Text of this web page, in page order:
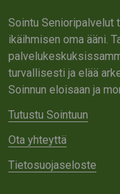
Sointu Senioripalvelut
ikäihmisen oma ääni.
turvallisesti ja elää
Soinnun eloisaan ja
Tutustu Sointuun
Ota yhteyttä
Tietosuojaseloste